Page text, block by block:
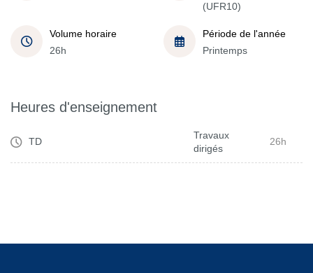
(UFR10)
Volume horaire
26h
Période de l'année
Printemps
Heures d'enseignement
TD
Travaux
dirigés
26h